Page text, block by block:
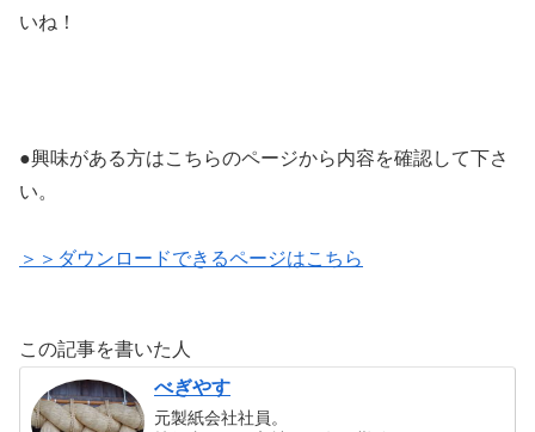
いね！
●興味がある方はこちらのページから内容を確認して下さ
い。
＞＞ダウンロードできるページはこちら
この記事を書いた人
べぎやす
元製紙会社社員。